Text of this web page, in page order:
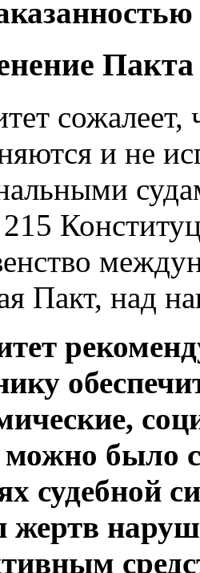
Пакта
сожалеет,
и не
215
Пакт, над
было
судебной
жертв